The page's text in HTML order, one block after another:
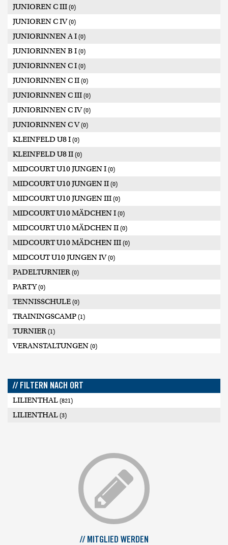
JUNIOREN C III (0)
JUNIOREN C IV(0)
JUNIORINNEN A I (0)
JUNIORINNEN B I (0)
JUNIORINNEN C I (0)
JUNIORINNEN C II (0)
JUNIORINNEN C III (0)
JUNIORINNEN C IV(0)
JUNIORINNEN C V(0)
KLEINFELD U8 I (0)
KLEINFELD U8 II (0)
MIDCOURT U10 JUNGEN I (0)
MIDCOURT U10 JUNGEN II (0)
MIDCOURT U10 JUNGEN III (0)
MIDCOURT U10 MÄDCHEN I (0)
MIDCOURT U10 MÄDCHEN II (0)
MIDCOURT U10 MÄDCHEN III (0)
MIDCOUT U10 JUNGEN IV(0)
PADELTURNIER (0)
PARTY(0)
TENNISSCHULE (0)
TRAININGSCAMP (1)
TURNIER (1)
VERANSTALTUNGEN (0)
// FILTERN NACH ORT
LILIENTHAL (821)
LILIENTHAL (3)
// MITGLIED WERDEN